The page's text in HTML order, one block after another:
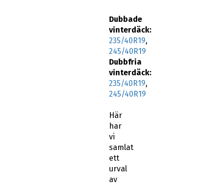
Dubbade
vinterdäck:
235/40R19,
245/40R19
Dubbfria
vinterdäck:
235/40R19,
245/40R19
Här
har
vi
samlat
ett
urval
av